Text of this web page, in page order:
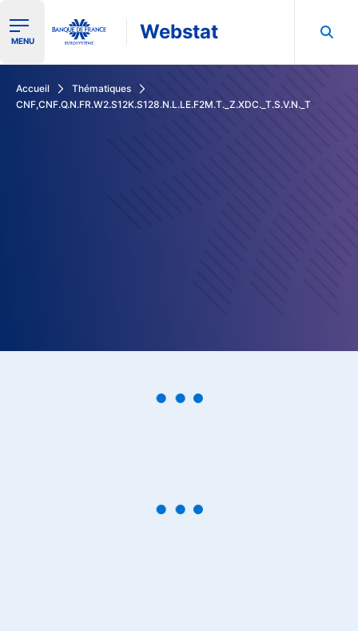
Ouvrir le menu de navigation
MENU Webstat
Accueil
Thématiques
CNF,CNF.Q.N.FR.W2.S12K.S128.N.L.LE.F2M.T._Z.XDC._T.S.V.N._T